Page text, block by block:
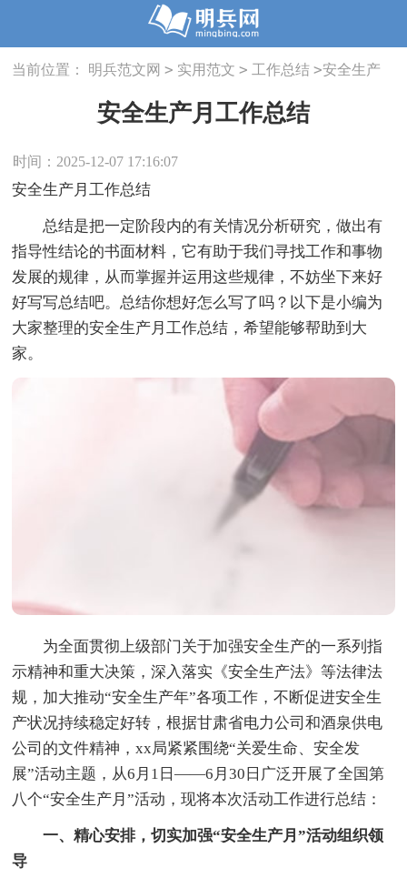
当前位置： 明兵范文网 > 实用范文 > 工作总结 >安全生产
安全生产月工作总结
时间：2025-12-07 17:16:07
安全生产月工作总结
总结是把一定阶段内的有关情况分析研究，做出有
指导性结论的书面材料，它有助于我们寻找工作和事物
发展的规律，从而掌握并运用这些规律，不妨坐下来好
好写写总结吧。总结你想好怎么写了吗？以下是小编为
大家整理的安全生产月工作总结，希望能够帮助到大
家。
为全面贯彻上级部门关于加强安全生产的一系列指
示精神和重大决策，深入落实《安全生产法》等法律法
规，加大推动“安全生产年”各项工作，不断促进安全生
产状况持续稳定好转，根据甘肃省电力公司和酒泉供电
公司的文件精神，xx局紧紧围绕“关爱生命、安全发
展”活动主题，从6月1日——6月30日广泛开展了全国第
八个“安全生产月”活动，现将本次活动工作进行总结：
一、精心安排，切实加强“安全生产月”活动组织领
导